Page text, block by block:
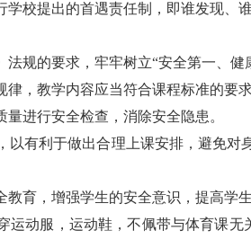
校提出的首遇责任制，即谁发现、
规的要求，牢牢树立“安全第一、健
，教学内容应当符合课程标准的要
进行安全检查，消除安全隐患。
以有利于做出合理上课安排，避免
育，增强学生的安全意识，提高学
运动服，运动鞋，不佩带与体育课